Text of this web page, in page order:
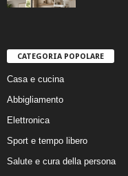
CATEGORIA POPOLARE
Casa e cucina
Abbigliamento
Elettronica
Sport e tempo libero
Salute e cura della persona